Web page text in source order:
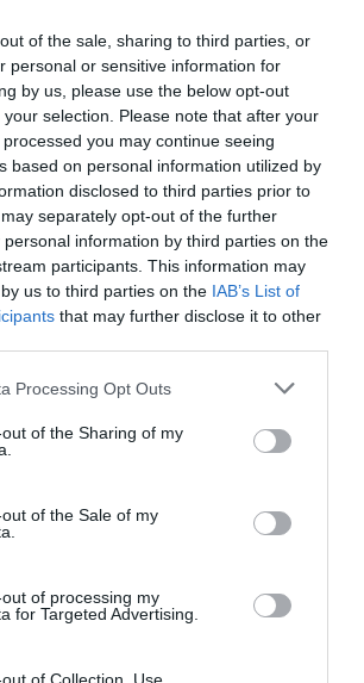
of the sale, sharing to third parties, or
personal or sensitive information for
by us, please use the below opt-out
selection. Please note that after your
you may continue seeing
based on personal information utilized by
disclosed to third parties prior to
separately opt-out of the further
information by third parties on the
participants. This information may
us to third parties on the IAB’s List of
that may further disclose it to other
Processing Opt Outs
of the Sharing of my
of the Sale of my
of processing my
for Targeted Advertising.
RÉPONDRE
pétrole dans le
:
31 mai 2026 - 10 h 58
min
que du pétrole à peine sorti de terre qui
détroit. Il y a surtout beaucoup
produits sortis du raffinage du pétrole
dans les pays limitrophes mais
de sortir par ce détroit: vous savez
de raffinage dont nous ne voulions
pays parcequ’elles polluaient, ou
content que ces pays se construisent
désertiques , peu de manifestations
locaux, surtout dans des pays aux
arrivant de là-bas tout clean, tout
80% du kérosène avion consommé
doit sortir par ce détroit…de même
diesel et 70+% des plastiques en tout